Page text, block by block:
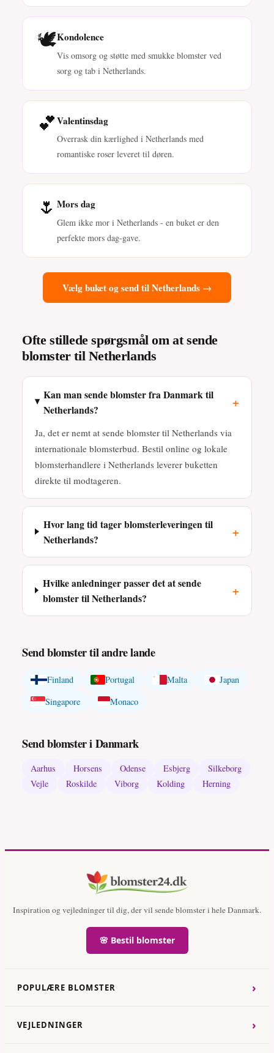
🕊️Kondolence
Vis omsorg og støtte med smukke blomster ved
sorg og tab i Netherlands.
💕Valentinsdag
Overrask din kærlighed i Netherlands med
romantiske roser leveret til døren.
🌷 Mors dag
Glem ikke mor i Netherlands - en buket er den
perfekte mors dag-gave.
Vælg buket og send til Netherlands →
Ofte stillede spørgsmål om at sende
blomster til Netherlands
Kan man sende blomster fra Danmark til
Netherlands?
+
Ja, det er nemt at sende blomster til Netherlands via
internationale blomsterbud. Bestil online og lokale
blomsterhandlere i Netherlands leverer buketten
direkte til modtageren.
Hvor lang tid tager blomsterleveringen til
Netherlands?
+
Hvilke anledninger passer det at sende
blomster til Netherlands?
+
Send blomster til andre lande
Finland Portugal Malta
Japan
Singapore
Monaco
Send blomster i Danmark
Aarhus Horsens Odense Esbjerg
Silkeborg
Vejle
Roskilde Viborg Kolding Herning
Inspiration og vejledninger til dig, der vil sende blomster i hele Danmark.
🌸 Bestil blomster
POPULÆRE BLOMSTER ›
VEJLEDNINGER ›